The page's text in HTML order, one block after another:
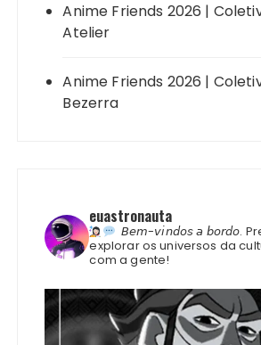
Anime Friends 2026 |
Atelier
Anime Friends 2026 |
Bezerra
euastronauta
𝘉𝘦𝘮-𝘷𝘪𝘯𝘥𝘰𝘴 𝘢 𝘣𝘰𝘳𝘥𝘰.
explorar os universos da
com a gente!